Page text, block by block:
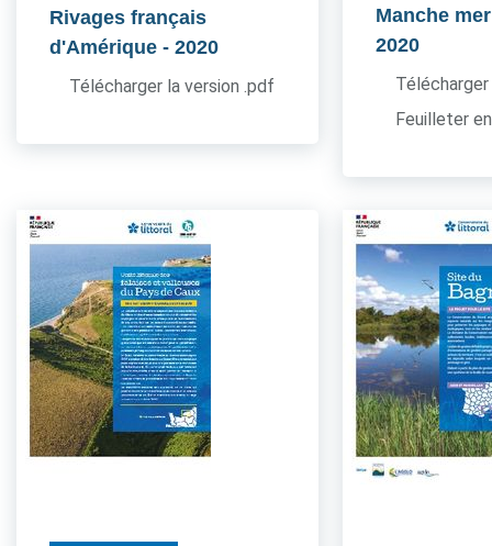
Rivages français
d'Amérique - 2020
Télécharger la version .pdf
Manche
2020
Feuilleter